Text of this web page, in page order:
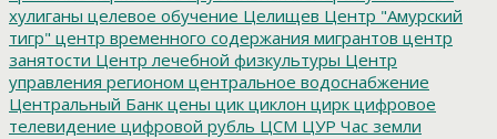
хулиганы целевое обучение Целищев Центр "Амурский
тигр" центр временного содержания мигрантов центр
занятости Центр лечебной физкультуры Центр
управления регионом центральное водоснабжение
Центральный Банк цены цик циклон цирк цифровое
телевидение цифровой рубль ЦСМ ЦУР Час земли